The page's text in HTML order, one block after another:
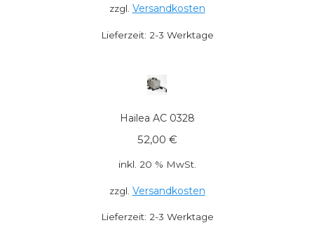
zzgl. Versandkosten
Lieferzeit: 2-3 Werktage
Hailea AC 0328
52,00 €
inkl. 20 % MwSt.
zzgl. Versandkosten
Lieferzeit: 2-3 Werktage